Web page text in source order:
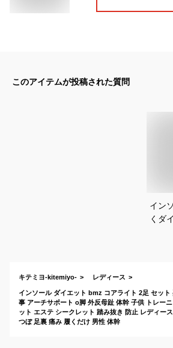
このアイテムが投稿された質問
イン
くダ
キテミヨ-kitemiyo- レディース
インソール ダイエット bmz コアライト 2足 セット
事 アーチサポート o脚 外反母趾 体幹 子供 トレー
ット エステ シークレット 踏み抜き 防止 レディー
つぼ 足裏 痛み 履くだけ 男性 体幹